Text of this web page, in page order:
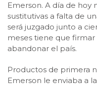
Emerson. A día de hoy
sustitutivas a falta de
será juzgado junto a
meses tiene que
abandonar el país.
Productos de primera
Emerson le enviaba a